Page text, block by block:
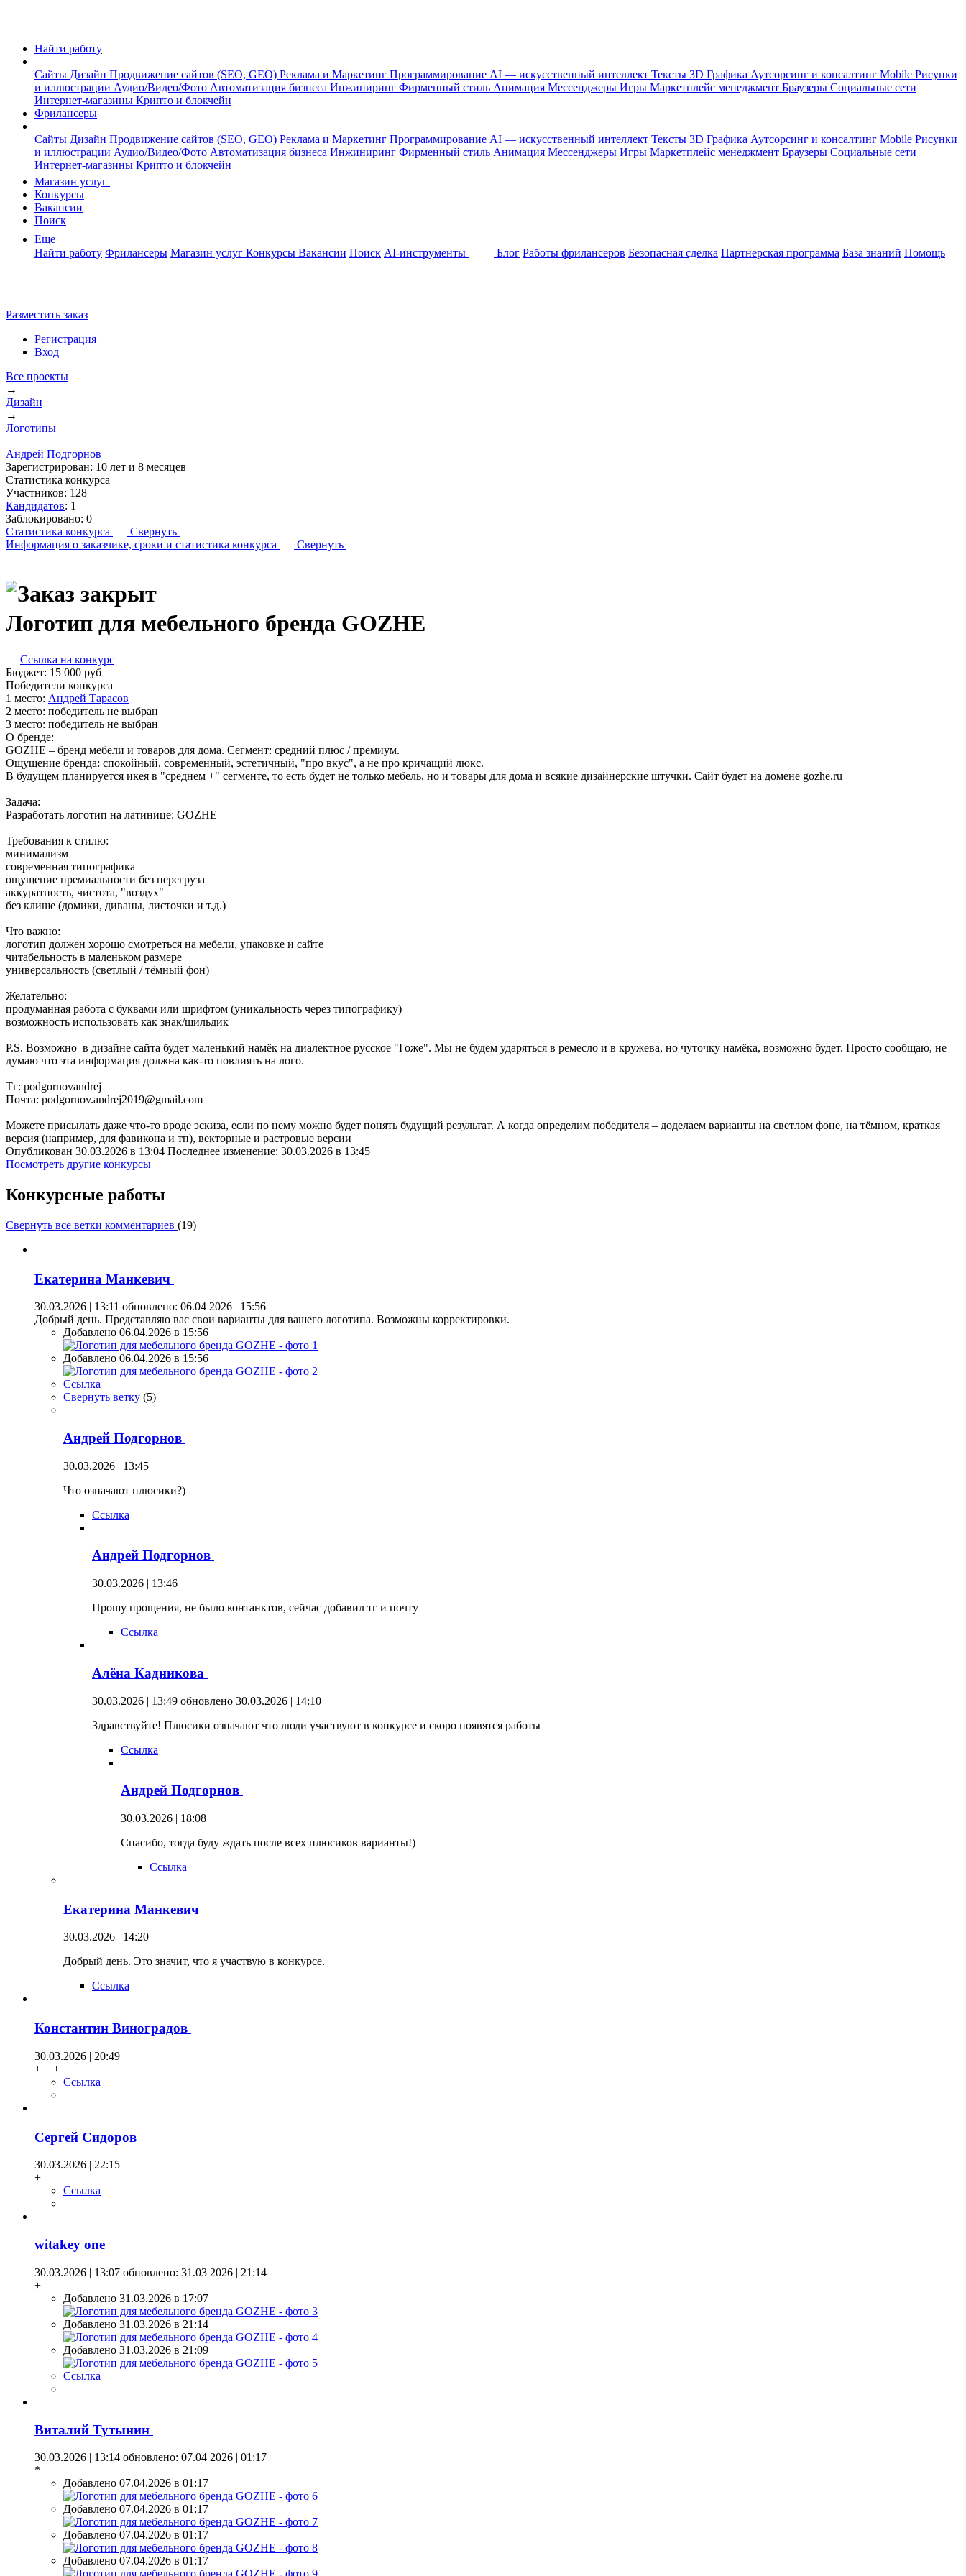
Найти работу
Сайты Дизайн Продвижение сайтов (SEO, GEO) Реклама и Маркетинг Программирование AI — искусственный интеллект Тексты 3D Графика Аутсорсинг и консалтинг Mobile Рисунки
и иллюстрации Аудио/Видео/Фото Автоматизация бизнеса Инжиниринг Фирменный стиль Анимация Мессенджеры Игры Маркетплейс менеджмент Браузеры Социальные сети
Интернет-магазины Крипто и блокчейн
Фрилансеры
Сайты Дизайн Продвижение сайтов (SEO, GEO) Реклама и Маркетинг Программирование AI — искусственный интеллект Тексты 3D Графика Аутсорсинг и консалтинг Mobile Рисунки
и иллюстрации Аудио/Видео/Фото Автоматизация бизнеса Инжиниринг Фирменный стиль Анимация Мессенджеры Игры Маркетплейс менеджмент Браузеры Социальные сети
Интернет-магазины Крипто и блокчейн
Магазин услуг
Конкурсы
Вакансии
Поиск
Еще
Найти работу Фрилансеры Магазин услуг Конкурсы Вакансии Поиск AI-инструменты Блог Работы фрилансеров Безопасная сделка Партнерская программа База знаний Помощь
Разместить заказ
Регистрация
Вход
Все проекты
→
Дизайн
→
Логотипы
Андрей Подгорнов
Зарегистрирован: 10 лет и 8 месяцев
Статистика конкурса
Участников: 128
Кандидатов: 1
Заблокировано: 0
Статистика конкурса
Свернуть
Информация о заказчике, сроки и статистика конкурса Свернуть
Логотип для мебельного бренда GOZHE
Ссылка на конкурс
Бюджет: 15 000 руб
Победители конкурса
1 место: Ан­дрей Та­расов
2 место: победитель не выбран
3 место: победитель не выбран
О бренде:
GOZHE – бренд мебели и товаров для дома. Сегмент: средний плюс / премиум.
Ощущение бренда: спокойный, современный, эстетичный, "про вкус", а не про кричащий люкс.
В будущем планируется икея в "среднем +" сегменте, то есть будет не только мебель, но и товары для дома и всякие дизайнерские штучки. Сайт будет на домене gozhe.ru
Задача:
Разработать логотип на латинице: GOZHE
Требования к стилю:
минимализм
современная типографика
ощущение премиальности без перегруза
аккуратность, чистота, "воздух"
без клише (домики, диваны, листочки и т.д.)
Что важно:
логотип должен хорошо смотреться на мебели, упаковке и сайте
читабельность в маленьком размере
универсальность (светлый / тёмный фон)
Желательно:
продуманная работа с буквами или шрифтом (уникальность через типографику)
возможность использовать как знак/шильдик
P.S. Возможно в дизайне сайта будет маленький намёк на диалектное русское "Гоже". Мы не будем ударяться в ремесло и в кружева, но чуточку намёка, возможно будет. Просто сообщаю, не
думаю что эта информация должна как-то повлиять на лого.
Тг: podgornovandrej
Почта: podgornov.andrej2019@gmail.com
Можете присылать даже что-то вроде эскиза, если по нему можно будет понять будущий результат. А когда определим победителя – доделаем варианты на светлом фоне, на тёмном, краткая
версия (например, для фавикона и тп), векторные и растровые версии
Опубликован 30.03.2026 в 13:04 Последнее изменение: 30.03.2026 в 13:45
Посмотреть другие конкурсы
Конкурсные работы
Свернуть все ветки комментариев (19)
Екатерина Манкевич
30.03.2026 | 13:11 обновлено: 06.04 2026 | 15:56
Добрый день. Представляю вас свои варианты для вашего логотипа. Возможны корректировки.
Добавлено 06.04.2026 в 15:56
Добавлено 06.04.2026 в 15:56
Ссылка
Свернуть ветку (5)
Андрей Подгорнов
30.03.2026 | 13:45
Что означают плюсики?)
Ссылка
Андрей Подгорнов
30.03.2026 | 13:46
Прошу прощения, не было контанктов, сейчас добавил тг и почту
Ссылка
Алёна Кадникова
30.03.2026 | 13:49 обновлено 30.03.2026 | 14:10
Здравствуйте! Плюсики означают что люди участвуют в конкурсе и скоро появятся работы
Ссылка
Андрей Подгорнов
30.03.2026 | 18:08
Спасибо, тогда буду ждать после всех плюсиков варианты!)
Ссылка
Екатерина Манкевич
30.03.2026 | 14:20
Добрый день. Это значит, что я участвую в конкурсе.
Ссылка
Константин Виноградов
30.03.2026 | 20:49
+ + +
Ссылка
Сергей Сидоров
30.03.2026 | 22:15
+
Ссылка
witakey one
30.03.2026 | 13:07 обновлено: 31.03 2026 | 21:14
+
Добавлено 31.03.2026 в 17:07
Добавлено 31.03.2026 в 21:14
Добавлено 31.03.2026 в 21:09
Ссылка
Виталий Тутынин
30.03.2026 | 13:14 обновлено: 07.04 2026 | 01:17
*
Добавлено 07.04.2026 в 01:17
Добавлено 07.04.2026 в 01:17
Добавлено 07.04.2026 в 01:17
Добавлено 07.04.2026 в 01:17